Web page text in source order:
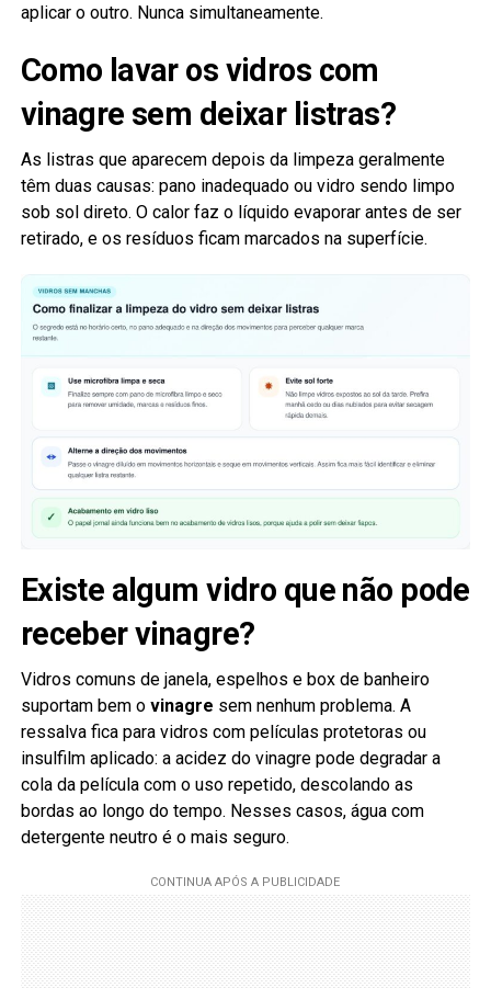
aplicar o outro. Nunca simultaneamente.
Como lavar os vidros com
vinagre sem deixar listras?
As listras que aparecem depois da limpeza geralmente
têm duas causas: pano inadequado ou vidro sendo limpo
sob sol direto. O calor faz o líquido evaporar antes de ser
retirado, e os resíduos ficam marcados na superfície.
Existe algum vidro que não pode
receber vinagre?
Vidros comuns de janela, espelhos e box de banheiro
suportam bem o vinagre sem nenhum problema. A
ressalva fica para vidros com películas protetoras ou
insulfilm aplicado: a acidez do vinagre pode degradar a
cola da película com o uso repetido, descolando as
bordas ao longo do tempo. Nesses casos, água com
detergente neutro é o mais seguro.